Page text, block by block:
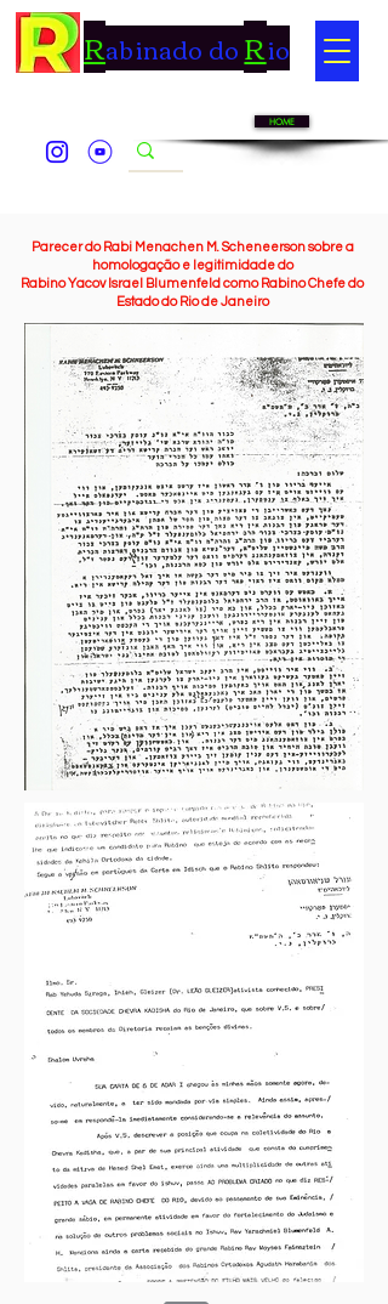
Rabinado doRio
HOME
Parecer do Rabi Menachen M. Scheneerson sobre a
homologação e legitimidade do
Rabino Yacov Israel Blumenfeld como Rabino Chefe do
Estado do Rio de Janeiro